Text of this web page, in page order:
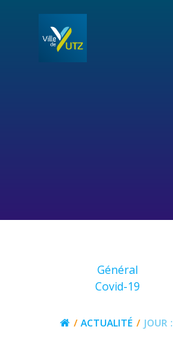
Général
Covid-19
ACTUALITÉ JOUR :